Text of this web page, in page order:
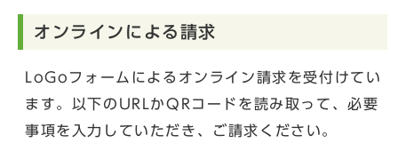
オンラインによる請求
LoGoフォームによるオンライン請求を受付けてい
ます。以下のURLかQRコードを読み取って、必要
事項を入力していただき、ご請求ください。